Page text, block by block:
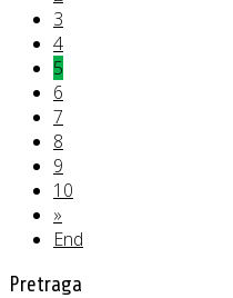
3
4
5
6
7
8
9
10
»
End
Pretraga